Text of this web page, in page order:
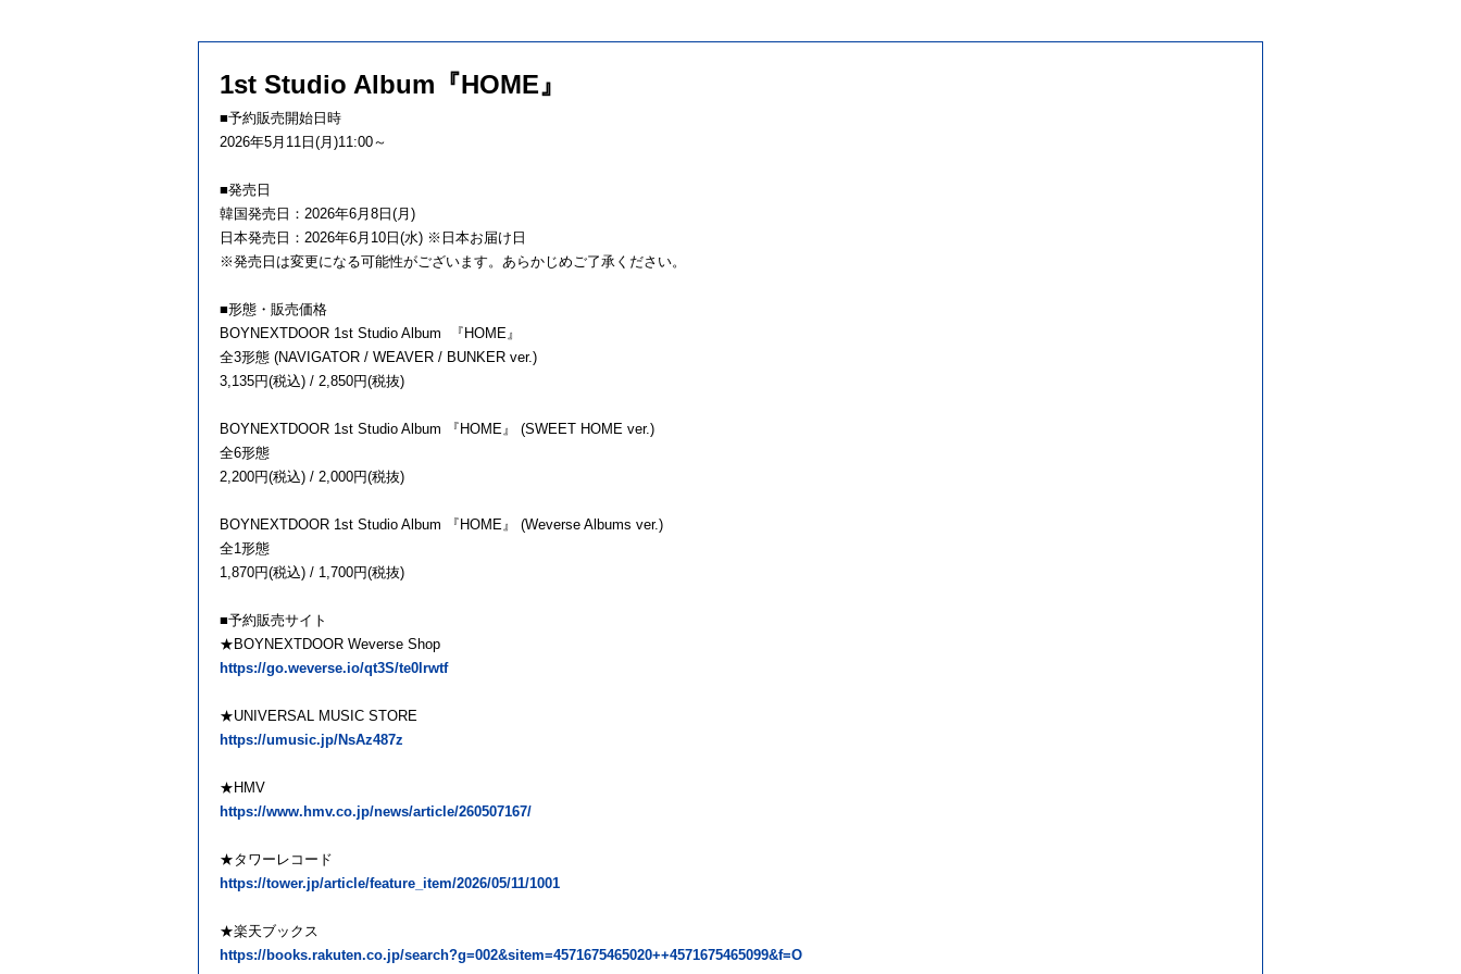
1st Studio Album『HOME』
■予約販売開始日時
2026年5月11日(月)11:00～
■発売日
韓国発売日：2026年6月8日(月)
日本発売日：2026年6月10日(水) ※日本お届け日
※発売日は変更になる可能性がございます。あらかじめご了承ください。
■形態・販売価格
BOYNEXTDOOR 1st Studio Album 『HOME』
全3形態 (NAVIGATOR / WEAVER / BUNKER ver.)
3,135円(税込) / 2,850円(税抜)
BOYNEXTDOOR 1st Studio Album 『HOME』 (SWEET HOME ver.)
全6形態
2,200円(税込) / 2,000円(税抜)
BOYNEXTDOOR 1st Studio Album 『HOME』 (Weverse Albums ver.)
全1形態
1,870円(税込) / 1,700円(税抜)
■予約販売サイト
★BOYNEXTDOOR Weverse Shop
https://go.weverse.io/qt3S/te0lrwtf
★UNIVERSAL MUSIC STORE
https://umusic.jp/NsAz487z
★HMV
https://www.hmv.co.jp/news/article/260507167/
★タワーレコード
https://tower.jp/article/feature_item/2026/05/11/1001
★楽天ブックス
https://books.rakuten.co.jp/search?g=002&sitem=4571675465020++4571675465099&f=O